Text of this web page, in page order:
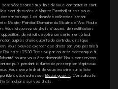
nécessaires aux fins de vous contacter et sont
sont destinées à Master Paintball et ses sous-
message. Les données collectées seront
Master Paintball Domaine du Moulin de l'Arc, Route
Vous disposez de droits d’accès, de rectification,
de retrait de votre consentement à tout
auprès d’une autorité de contrôle, ainsi que
Vous pouvez exercer ces droits par voie postale à
Rousset 13530 Trets ou par courrier électronique à
pourra vous être demandé. Nous conservons
puis pendant la durée de prescription légale aux
Vous avez le droit de vous inscrire sur la liste
à cette adresse : Bloctel.gouv.fr. Consultez le
sur vos droits.